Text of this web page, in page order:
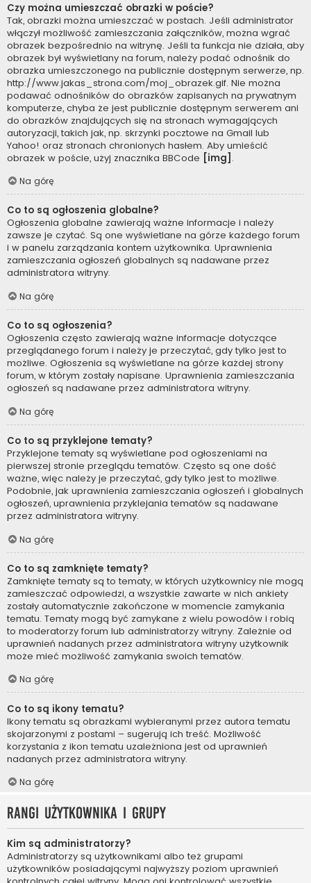
Czy można umieszczać obrazki w poście?
Tak, obrazki można umieszczać w postach. Jeśli administrator
włączył możliwość zamieszczania załączników, można wgrać
obrazek bezpośrednio na witrynę. Jeśli ta funkcja nie działa, aby
obrazek był wyświetlany na forum, należy podać odnośnik do
obrazka umieszczonego na publicznie dostępnym serwerze, np.
http://www.jakas_strona.com/moj_obrazek.gif. Nie można
podawać odnośników do obrazków zapisanych na prywatnym
komputerze, chyba że jest publicznie dostępnym serwerem ani
do obrazków znajdujących się na stronach wymagających
autoryzacji, takich jak, np. skrzynki pocztowe na Gmail lub
Yahoo! oraz stronach chronionych hasłem. Aby umieścić
obrazek w poście, użyj znacznika BBCode [img] .
Na górę
Co to są ogłoszenia globalne?
Ogłoszenia globalne zawierają ważne informacje i należy
zawsze je czytać. Są one wyświetlane na górze każdego forum
i w panelu zarządzania kontem użytkownika. Uprawnienia
zamieszczania ogłoszeń globalnych są nadawane przez
administratora witryny.
Na górę
Co to są ogłoszenia?
Ogłoszenia często zawierają ważne informacje dotyczące
przeglądanego forum i należy je przeczytać, gdy tylko jest to
możliwe. Ogłoszenia są wyświetlane na górze każdej strony
forum, w którym zostały napisane. Uprawnienia zamieszczania
ogłoszeń są nadawane przez administratora witryny.
Na górę
Co to są przyklejone tematy?
Przyklejone tematy są wyświetlane pod ogłoszeniami na
pierwszej stronie przeglądu tematów. Często są one dość
ważne, więc należy je przeczytać, gdy tylko jest to możliwe.
Podobnie, jak uprawnienia zamieszczania ogłoszeń i globalnych
ogłoszeń, uprawnienia przyklejania tematów są nadawane
przez administratora witryny.
Na górę
Co to są zamknięte tematy?
Zamknięte tematy są to tematy, w których użytkownicy nie mogą
zamieszczać odpowiedzi, a wszystkie zawarte w nich ankiety
zostały automatycznie zakończone w momencie zamykania
tematu. Tematy mogą być zamykane z wielu powodów i robią
to moderatorzy forum lub administratorzy witryny. Zależnie od
uprawnień nadanych przez administratora witryny użytkownik
może mieć możliwość zamykania swoich tematów.
Na górę
Co to są ikony tematu?
Ikony tematu są obrazkami wybieranymi przez autora tematu
skojarzonymi z postami – sugerują ich treść. Możliwość
korzystania z ikon tematu uzależniona jest od uprawnień
nadanych przez administratora witryny.
Na górę
Rangi użytkownika i grupy
Kim są administratorzy?
Administratorzy są użytkownikami albo też grupami
użytkowników posiadającymi najwyższy poziom uprawnień